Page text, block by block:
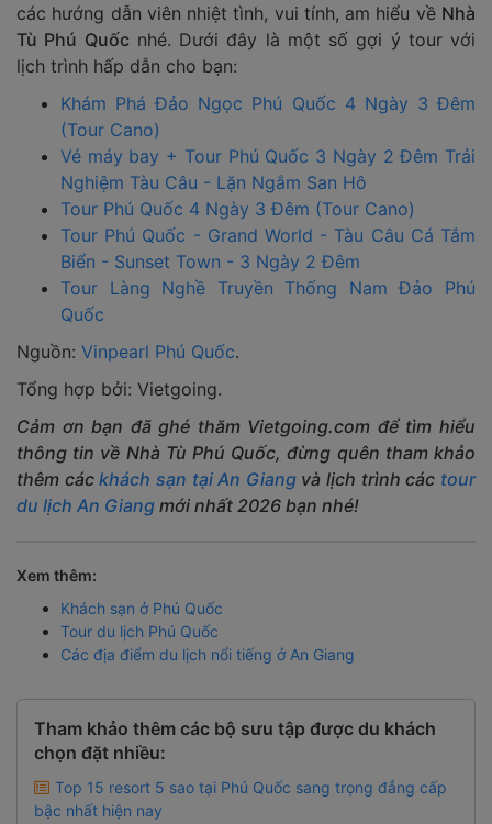
các hướng dẫn viên nhiệt tình, vui tính, am hiểu về Nhà
Tù Phú Quốc nhé. Dưới đây là một số gợi ý tour với
lịch trình hấp dẫn cho bạn:
Khám Phá Đảo Ngọc Phú Quốc 4 Ngày 3 Đêm
(Tour Cano)
Vé máy bay + Tour Phú Quốc 3 Ngày 2 Đêm Trải
Nghiệm Tàu Câu - Lặn Ngắm San Hô
Tour Phú Quốc 4 Ngày 3 Đêm (Tour Cano)
Tour Phú Quốc - Grand World - Tàu Câu Cá Tắm
Biển - Sunset Town - 3 Ngày 2 Đêm
Tour Làng Nghề Truyền Thống Nam Đảo Phú
Quốc
Nguồn: Vinpearl Phú Quốc.
Tổng hợp bởi: Vietgoing.
Cảm ơn bạn đã ghé thăm Vietgoing.com để tìm hiểu
thông tin về Nhà Tù Phú Quốc, đừng quên tham khảo
thêm cáckhách sạn tại An Giangvà lịch trình các tour
du lịch An Giang mới nhất 2026 bạn nhé!
Xem thêm:
Khách sạn ở Phú Quốc
Tour du lịch Phú Quốc
Các địa điểm du lịch nổi tiếng ở An Giang
Tham khảo thêm các bộ sưu tập được du khách
chọn đặt nhiều:
Top 15 resort 5 sao tại Phú Quốc sang trọng đẳng cấp
bậc nhất hiện nay